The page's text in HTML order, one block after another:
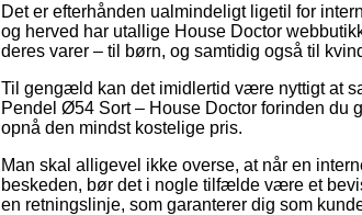
Det er efterhånden ualmindeligt ligetil for
og herved har utallige House Doctor
deres varer – til børn, og samtidig også til
Til gengæld kan det imidlertid være nyttigt at
Pendel Ø54 Sort – House Doctor forinden du
opnå den mindst kostelige pris.
Man skal alligevel ikke overse, at når en
beskeden, bør det i nogle tilfælde være et
en retningslinje, som garanterer dig som